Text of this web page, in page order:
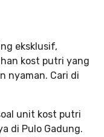
eksklusif,
kost putri yang
nyaman. Cari di
unit kost putri
di Pulo Gadung.